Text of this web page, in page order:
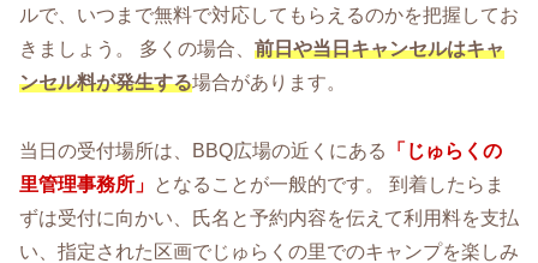
ルで、いつまで無料で対応してもらえるのかを把握してお
きましょう。 多くの場合、 前日や当日キャンセルはキャ
ンセル料が発生する場合があります。
当日の受付場所は、BBQ広場の近くにある
「じゅらくの
里管理事務所」 となることが一般的です。 到着したらま
ずは受付に向かい、氏名と予約内容を伝えて利用料を支払
い、指定された区画でじゅらくの里でのキャンプを楽しみ